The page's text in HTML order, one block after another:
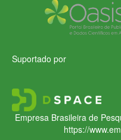
Suportado por
Empresa Brasileira de
https://